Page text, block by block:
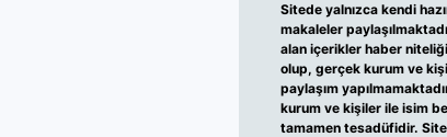
Sitede yalnızca kendi
makaleler
alan içerikler haber
olup, gerçek kurum ve
paylaşım
kurum ve kişiler ile isim
tamamen tesadüfidir.